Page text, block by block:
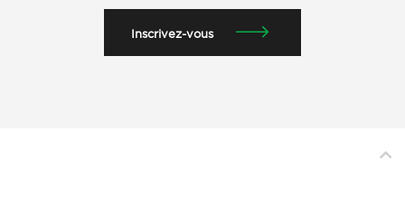
Inscrivez-vous